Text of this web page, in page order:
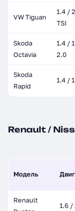
VW Tiguan
1.4 /
TSI
Skoda
Octavia
1.4 /
2.0
Skoda
Rapid
1.4 /
Renault /
Модель
Renault
1.6 /